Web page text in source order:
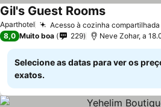
Aparthotel Acesso à cozinha compartilhada
Gil's Guest RoomsVer preços
8,0 Muito boa 229 Neve Zohar, a
Selecione as datas para ver os
exatos.